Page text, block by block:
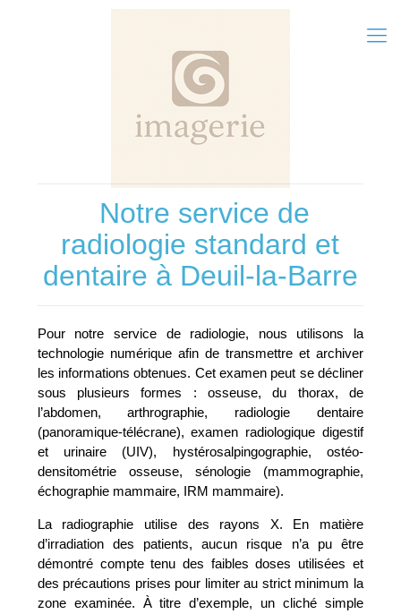
Notre service de
radiologie standard et
dentaire à Deuil-la-Barre
Pour notre service de radiologie, nous utilisons la
technologie numérique afin de transmettre et archiver
les informations obtenues. Cet examen peut se décliner
sous plusieurs formes : osseuse, du thorax, de
l’abdomen, arthrographie, radiologie dentaire
(panoramique-télécrane), examen radiologique digestif
et urinaire (UIV), hystérosalpingographie, ostéo-
densitométrie osseuse, sénologie (mammographie,
échographie mammaire, IRM mammaire).
La radiographie utilise des rayons X. En matière
d’irradiation des patients, aucun risque n’a pu être
démontré compte tenu des faibles doses utilisées et
des précautions prises pour limiter au strict minimum la
zone examinée. À titre d’exemple, un cliché simple